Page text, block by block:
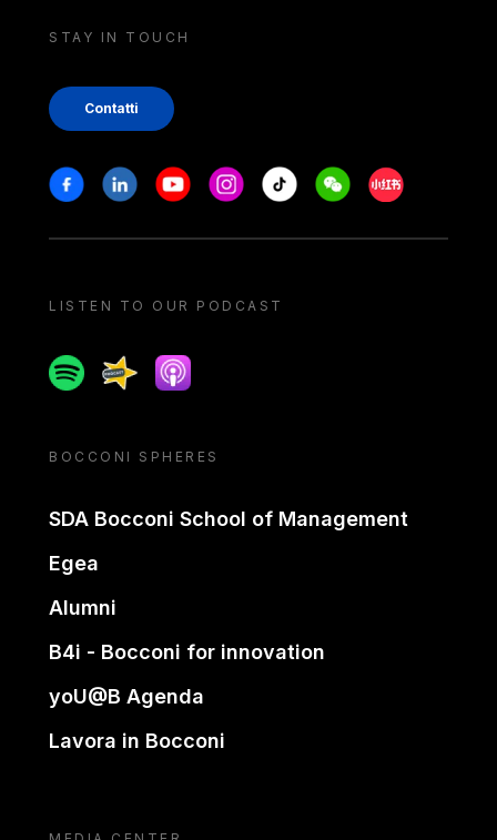
STAY IN TOUCH
Contatti
Stay in touch
FacebookLinkedinYoutubeInstagram
Tiktok WeechatXiaohongshu/
LISTEN TO OUR PODCAST
SpotifySpreakerApple podcast
BOCCONI SPHERES
SDA Bocconi School of Management
Egea
Alumni
B4i - Bocconi for innovation
yoU@B Agenda
Lavora in Bocconi